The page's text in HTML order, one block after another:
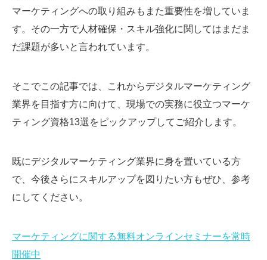
マーケティングへの取り組みもまた重要性を増していま
す。その一方で人材確保・スキル強化に関してはまだま
だ課題が多いと言われています。
そこでこの記事では、これからデジタルマーケティング
業界を目指す方に向けて、現場での実務に役立つマーケ
ティング資格13選をピックアップしてご紹介します。
既にデジタルマーケティング業界に身を置いている方
で、今後さらにスキルアップを図りたい方もぜひ、参考
にしてください。
マーケティングに関する無料オンラインセミナーを常時
開催中